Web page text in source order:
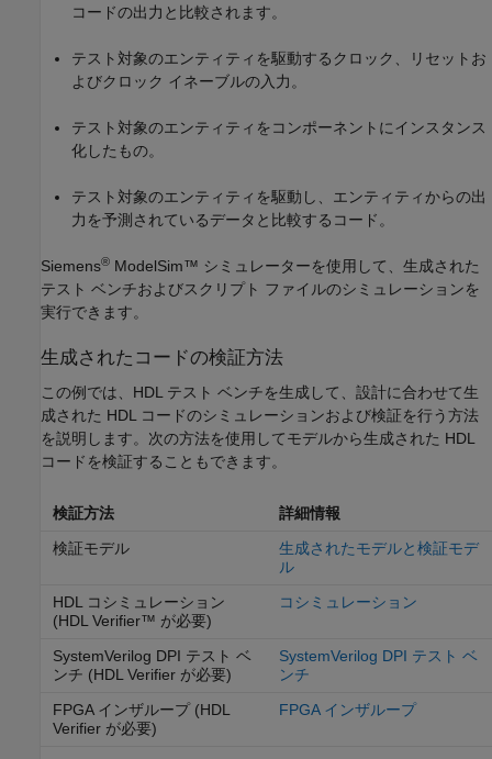
コードの出力と比較されます。
テスト対象のエンティティを駆動するクロック、リセットお
よびクロック イネーブルの入力。
テスト対象のエンティティをコンポーネントにインスタンス
化したもの。
テスト対象のエンティティを駆動し、エンティティからの出
力を予測されているデータと比較するコード。
Siemens® ModelSim™ シミュレーターを使用して、生成された
テスト ベンチおよびスクリプト ファイルのシミュレーションを
実行できます。
生成されたコードの検証方法
この例では、HDL テスト ベンチを生成して、設計に合わせて生
成された HDL コードのシミュレーションおよび検証を行う方法
を説明します。次の方法を使用してモデルから生成された HDL
コードを検証することもできます。
検証方法
詳細情報
検証モデル
生成されたモデルと検証モデ
ル
HDL コシミュレーション
(HDL Verifier™ が必要)
コシミュレーション
SystemVerilog DPI テスト ベ
ンチ (HDL Verifier が必要)
SystemVerilog DPI テスト ベ
ンチ
FPGA インザループ (HDL
Verifier が必要)
FPGA インザループ